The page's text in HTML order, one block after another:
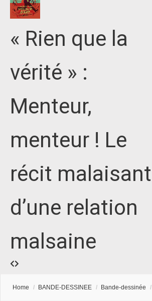
« Rien que la
vérité » :
Menteur,
menteur ! Le
récit malaisant
d’une relation
malsaine
Home / BANDE-DESSINEE / Bande-dessinée /